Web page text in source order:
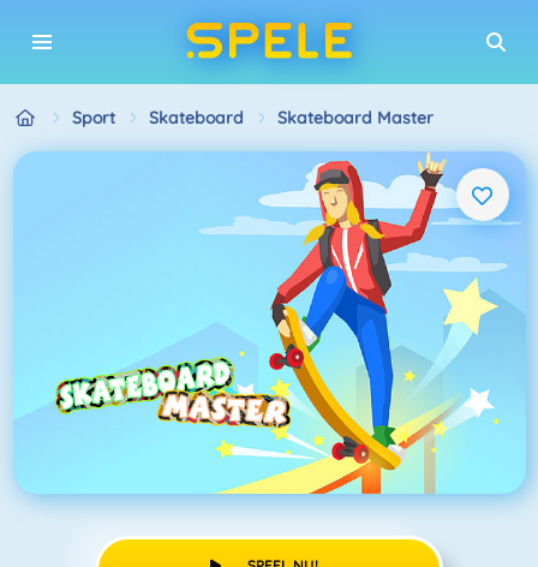
Sport Skateboard Skateboard Master